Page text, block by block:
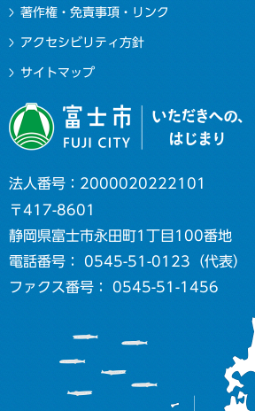
著作権・免責事項・リンク
アクセシビリティ方針
サイトマップ
法人番号：2000020222101
〒417-8601
静岡県富士市永田町1丁目100番地
電話番号： 0545-51-0123（代表）
ファクス番号： 0545-51-1456